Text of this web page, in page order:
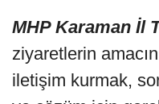
MHP Karaman İl
ziyaretlerin
iletişim kurmak,